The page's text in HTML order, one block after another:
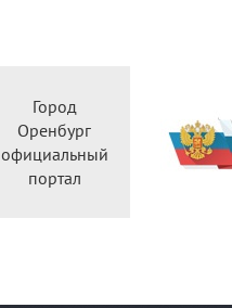
Город
Оренбург
официальный
портал